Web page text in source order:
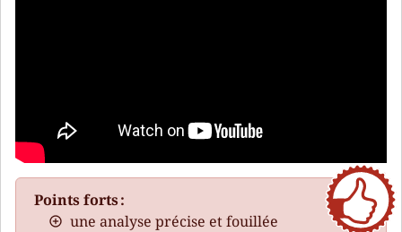
Points forts :
une analyse précise et fouillée